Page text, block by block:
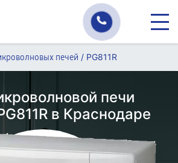
печей / PG811R
печи
в Краснодаре